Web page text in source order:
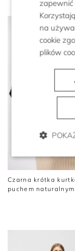
Czarna krótka
puchem naturalnym
na
cookie
plików